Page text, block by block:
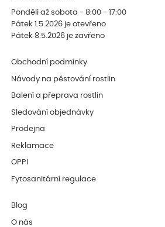
Pondělí až sobota - 8:00 - 17:00
Pátek 1.5.2026 je otevřeno
Pátek 8.5.2026 je zavřeno
Obchodní podmínky
Návody na pěstování rostlin
Balení a přeprava rostlin
Sledování objednávky
Prodejna
Reklamace
OPPI
Fytosanitární regulace
Blog
O nás